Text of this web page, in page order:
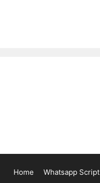
Home Whatsapp Script